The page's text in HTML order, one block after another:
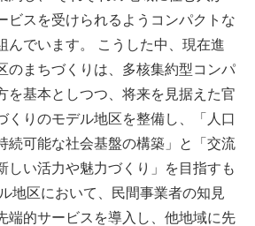
ビスを受けられるようコンパクトな
んでいます。 こうした中、現在進
のまちづくりは、多核集約型コンパ
を基本としつつ、将来を見据えた官
くりのモデル地区を整備し、「人口
続可能な社会基盤の構築」と「交流
しい活力や魅力づくり」を目指すも
地区において、民間事業者の知見
端的サービスを導入し、他地域に先